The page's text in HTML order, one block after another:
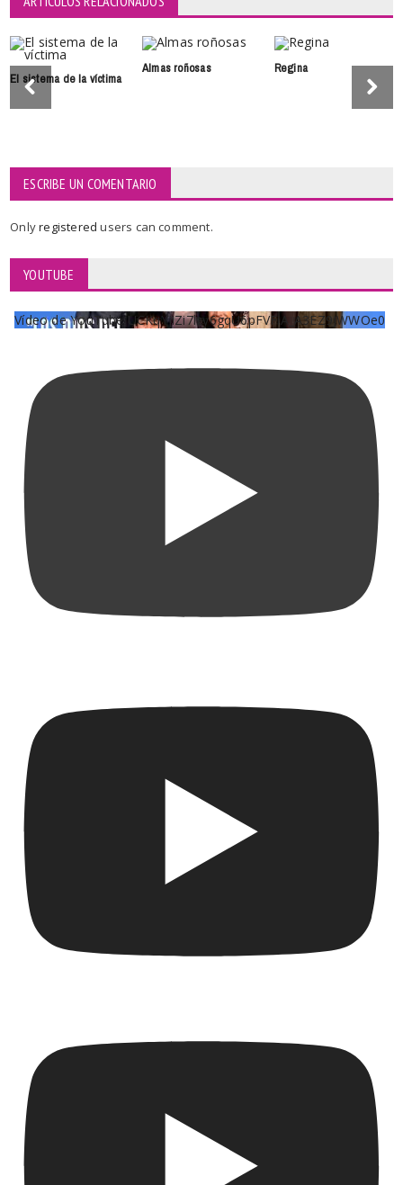
El sistema de la víctima
Almas roñosas Regina
ESCRIBE UN COMENTARIO
Onlyregisteredusers can comment.
YOUTUBE
Vídeo de YouTube UCKqYjiZi7lzy6gqU6pFVFiA_A3EZ9JWWOe0